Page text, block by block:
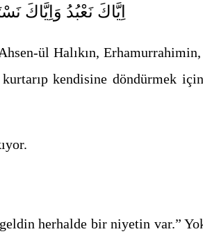
اِيَّاكَ نَعْبُدُ
ül Halıkın,
kendisine döndürmek
herhalde bir niyetin var.”